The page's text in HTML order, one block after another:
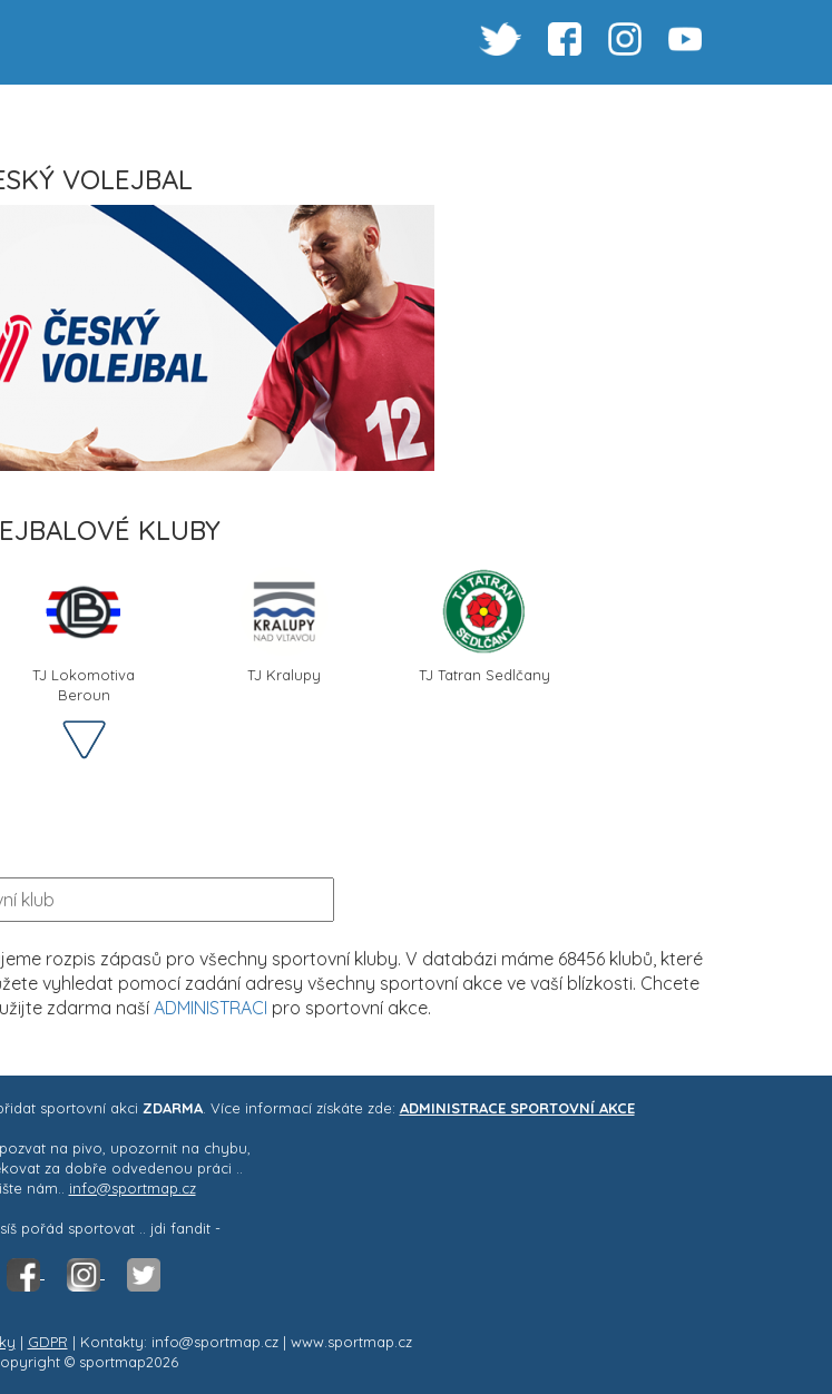
VOLEJBAL
KLUBY
TJ Lokomotiva
Beroun
TJ Kralupy TJ Tatran Sedlčany
rozpis zápasů pro všechny sportovní kluby. V databázi máme 68456 klubů, které
vyhledat pomocí zadání adresy všechny sportovní akce ve vaší blízkosti. Chcete
zdarma naší ADMINISTRACI pro sportovní akce.
sportovní akci ZDARMA. Více informací získáte zde: ADMINISTRACE SPORTOVNÍ AKCE
na pivo, upozornit na chybu,
za dobře odvedenou práci ..
nám.. info@sportmap.cz
pořád sportovat .. jdi fandit -
| GDPR | Kontakty: info@sportmap.cz | www.sportmap.cz
© sportmap2026